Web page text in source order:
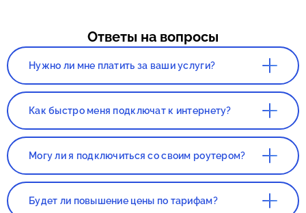
Ответы на вопросы
Нужно ли мне платить за ваши услуги?
Нет. Сервис, а так же консультация со
Как быстро меня подключат к интернету?
Все зависит от нагруженности вашего
подключают в течении 1-2 дней с момента
Могу ли я подключиться со своим роутером?
Да, вы сможете подключиться со своим
приобретаться в магазине, если
Будет ли повышение цены по тарифам?